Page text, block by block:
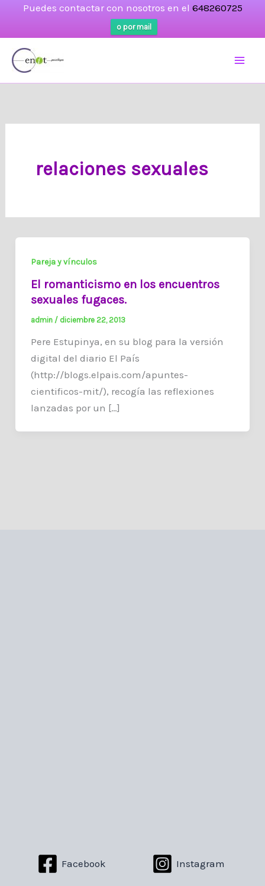
Puedes contactar con nosotros en el 648260725
o por mail
relaciones sexuales
Pareja y vínculos
El romanticismo en los encuentros
sexuales fugaces.
admin / diciembre 22, 2013
Pere Estupinya, en su blog para la versión
digital del diario El País
(http://blogs.elpais.com/apuntes-
cientificos-mit/), recogía las reflexiones
lanzadas por un […]
Facebook Instagram